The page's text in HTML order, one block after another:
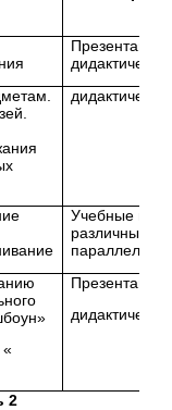
Учебные
различным
2